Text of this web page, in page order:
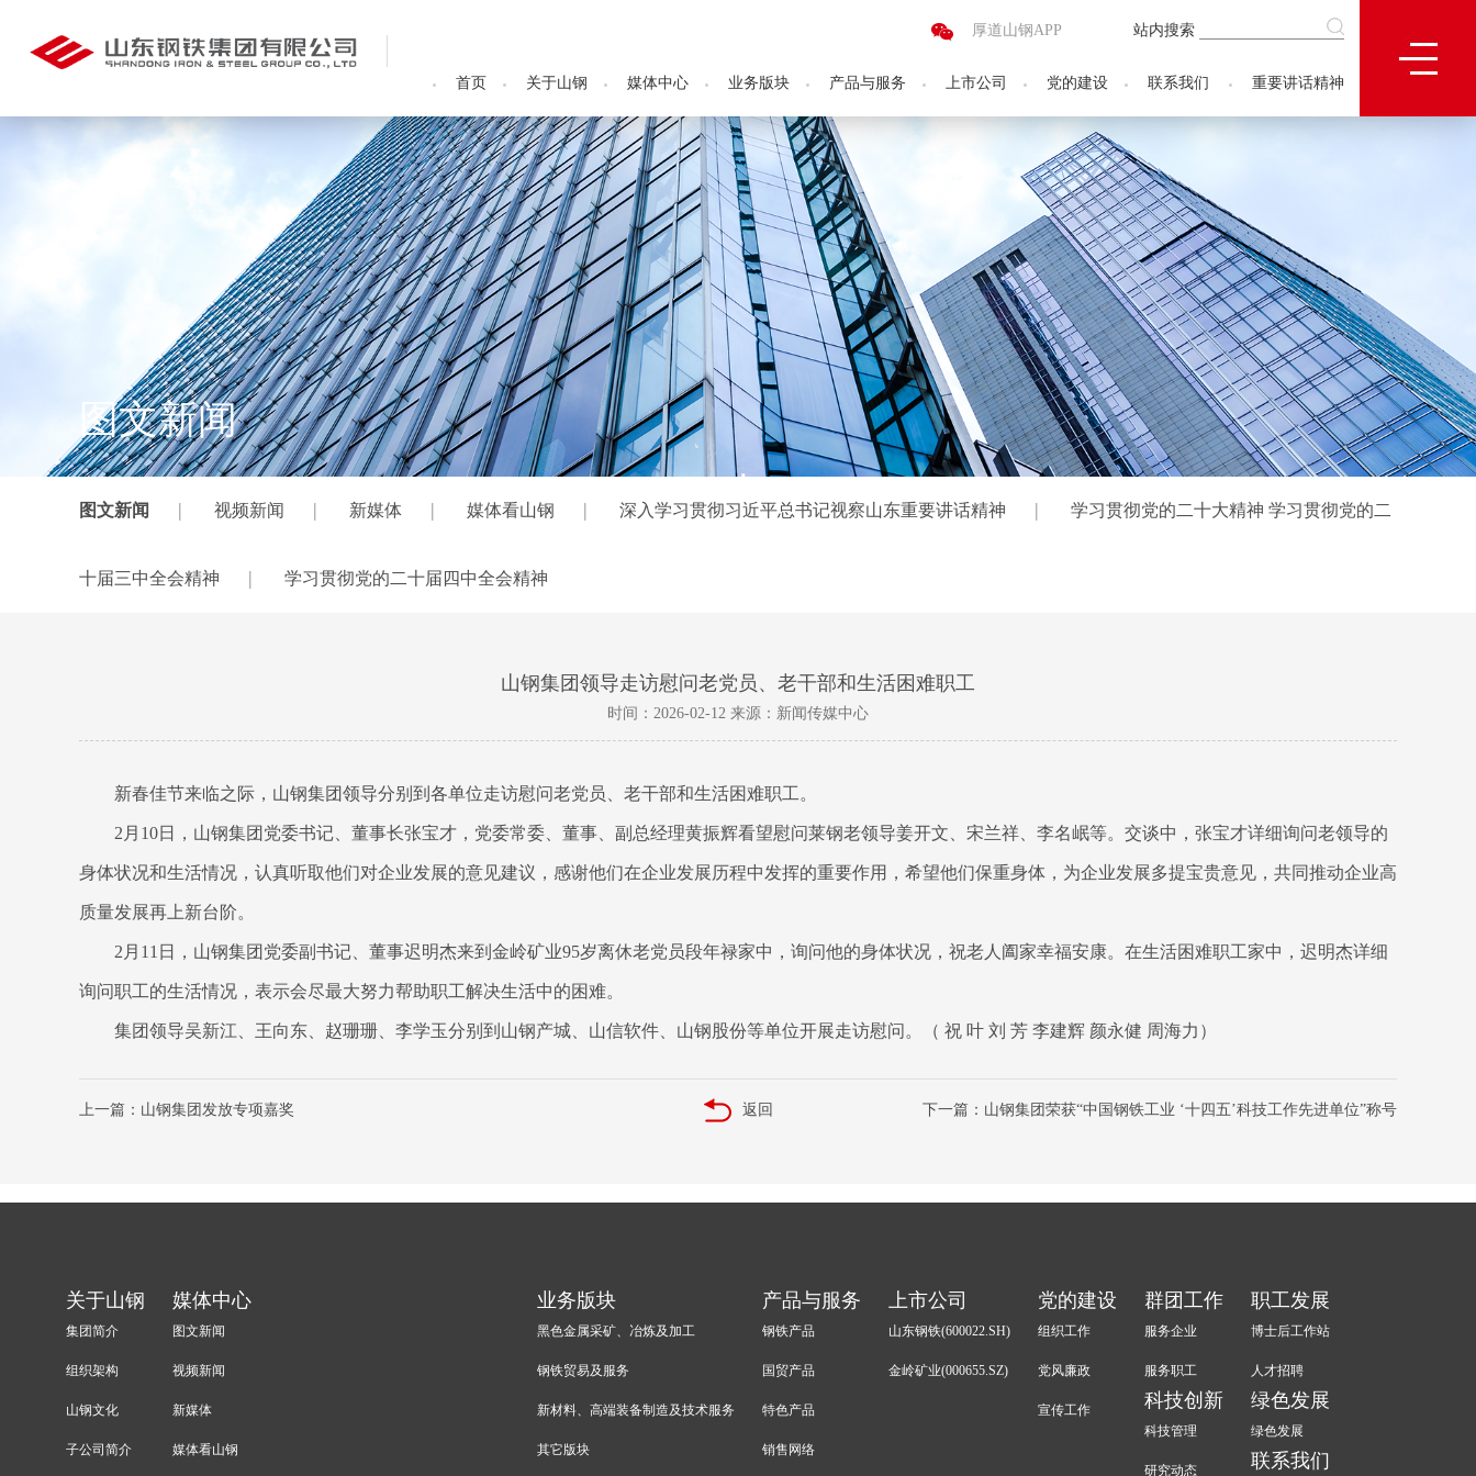
厚道山钢APP 站内搜索
首页 关于山钢 媒体中心 业务版块 产品与服务 上市公司 党的建设 联系我们 重要讲话精神
图文新闻
图文新闻 | 视频新闻 | 新媒体 | 媒体看山钢 | 深入学习贯彻习近平总书记视察山东重要讲话精神 | 学习贯彻党的二十大精神 学习贯彻党的二
十届三中全会精神 | 学习贯彻党的二十届四中全会精神
山钢集团领导走访慰问老党员、老干部和生活困难职工
时间：2026-02-12 来源：新闻传媒中心
新春佳节来临之际，山钢集团领导分别到各单位走访慰问老党员、老干部和生活困难职工。
2月10日，山钢集团党委书记、董事长张宝才，党委常委、董事、副总经理黄振辉看望慰问莱钢老领导姜开文、宋兰祥、李名岷等。交谈中，张宝才详细询问老领导的
身体状况和生活情况，认真听取他们对企业发展的意见建议，感谢他们在企业发展历程中发挥的重要作用，希望他们保重身体，为企业发展多提宝贵意见，共同推动企业高
质量发展再上新台阶。
2月11日，山钢集团党委副书记、董事迟明杰来到金岭矿业95岁离休老党员段年禄家中，询问他的身体状况，祝老人阖家幸福安康。在生活困难职工家中，迟明杰详细
询问职工的生活情况，表示会尽最大努力帮助职工解决生活中的困难。
集团领导吴新江、王向东、赵珊珊、李学玉分别到山钢产城、山信软件、山钢股份等单位开展走访慰问。（ 祝 叶 刘 芳 李建辉 颜永健 周海力）
上一篇：山钢集团发放专项嘉奖 返回 下一篇：山钢集团荣获“中国钢铁工业 ‘十四五’科技工作先进单位”称号
关于山钢
集团简介
组织架构
山钢文化
子公司简介
媒体中心
图文新闻
视频新闻
新媒体
媒体看山钢
业务版块
黑色金属采矿、冶炼及加工
钢铁贸易及服务
新材料、高端装备制造及技术服务
其它版块
产品与服务
钢铁产品
国贸产品
特色产品
销售网络
上市公司
山东钢铁(600022.SH)
金岭矿业(000655.SZ)
党的建设
组织工作
党风廉政
宣传工作
群团工作
服务企业
服务职工
职工发展
博士后工作站
人才招聘
科技创新
科技管理
研究动态
绿色发展
绿色发展
联系我们